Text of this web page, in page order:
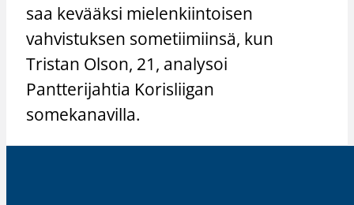
saa kevääksi mielenkiintoisen
vahvistuksen sometiimiinsä, kun
Tristan Olson, 21, analysoi
Pantterijahtia Korisliigan
somekanavilla.